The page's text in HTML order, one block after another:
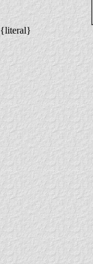
{literal}